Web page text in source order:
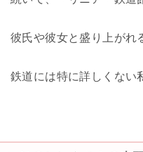
彼氏や彼女と盛り上がれ
鉄道には特に詳しくない